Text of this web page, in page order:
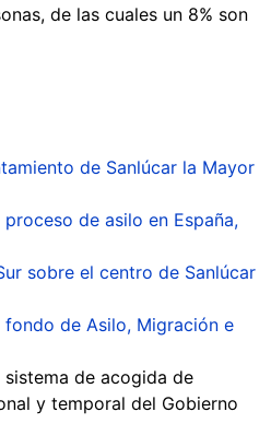
de las cuales un 8% son
de Sanlúcar la Mayor
de asilo en España,
sobre el centro de Sanlúcar
de Asilo, Migración e
de acogida de
y temporal del Gobierno